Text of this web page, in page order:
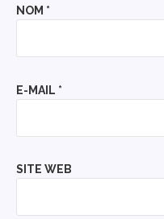
NOM *
E-MAIL *
SITE WEB